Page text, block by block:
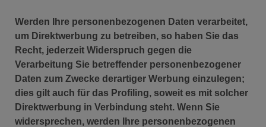
Werden Ihre personenbezogenen Daten verarbeitet,
um Direktwerbung zu betreiben, so haben Sie das
Recht, jederzeit Widerspruch gegen die
Verarbeitung Sie betreffender personenbezogener
Daten zum Zwecke derartiger Werbung einzulegen;
dies gilt auch für das Profiling, soweit es mit solcher
Direktwerbung in Verbindung steht. Wenn Sie
widersprechen, werden Ihre personenbezogenen